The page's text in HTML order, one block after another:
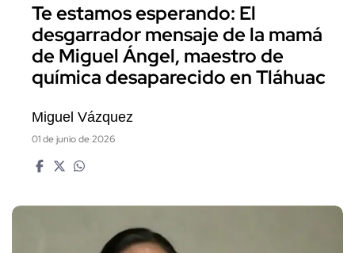
Te estamos esperando: El
desgarrador mensaje de la mamá
de Miguel Ángel, maestro de
química desaparecido en Tláhuac
Miguel Vázquez
01 de junio de 2026